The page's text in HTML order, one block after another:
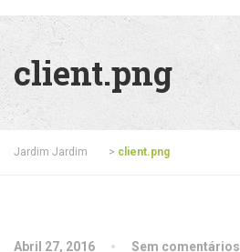
client.png
Jardim Jardim > client.png
Abril 27, 2016 Sem comentários